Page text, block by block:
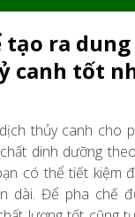
tạo ra
canh tốt
thủy canh cho
dinh dưỡng
có thể tiết kiệm
dài. Để pha chế